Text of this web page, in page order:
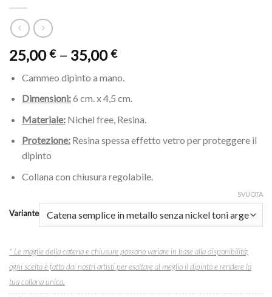
25,00€– 35,00€
Cammeo dipinto a mano.
Dimensioni:6 cm. x 4,5 cm.
Materiale:Nichel free, Resina.
Protezione:Resina spessa effetto vetro per proteggere il
dipinto
Collana con chiusura regolabile.
Variante
SVUOTA
* Le maglie della catena e chiusure possono variare in base alla disponibilità;
ogni scelta è fatta dai nostri artisti per esaltare al meglio il dipinto e rendere la
tua collana unica.